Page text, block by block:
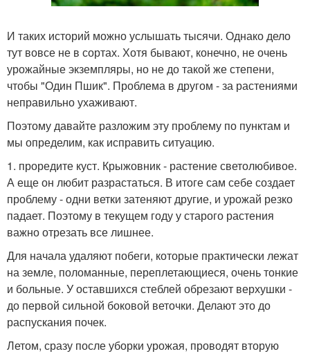
И таких историй можно услышать тысячи. Однако дело
тут вовсе не в сортах. Хотя бывают, конечно, не очень
урожайные экземпляры, но не до такой же степени,
чтобы "Один Пшик". Проблема в другом - за растениями
неправильно ухаживают.
Поэтому давайте разложим эту проблему по пунктам и
мы определим, как исправить ситуацию.
1. проредите куст. Крыжовник - растение светолюбивое.
А еще он любит разрастаться. В итоге сам себе создает
проблему - одни ветки затеняют другие, и урожай резко
падает. Поэтому в текущем году у старого растения
важно отрезать все лишнее.
Для начала удаляют побеги, которые практически лежат
на земле, поломанные, переплетающиеся, очень тонкие
и больные. У оставшихся стеблей обрезают верхушки -
до первой сильной боковой веточки. Делают это до
распускания почек.
Летом, сразу после уборки урожая, проводят вторую